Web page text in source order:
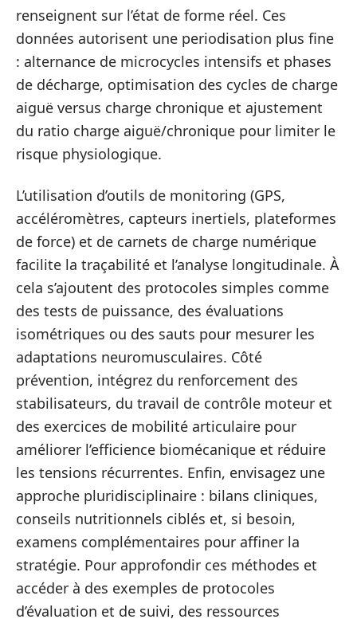
renseignent sur l’état de forme réel. Ces
données autorisent une periodisation plus fine
: alternance de microcycles intensifs et phases
de décharge, optimisation des cycles de charge
aiguë versus charge chronique et ajustement
du ratio charge aiguë/chronique pour limiter le
risque physiologique.
L’utilisation d’outils de monitoring (GPS,
accéléromètres, capteurs inertiels, plateformes
de force) et de carnets de charge numérique
facilite la traçabilité et l’analyse longitudinale. À
cela s’ajoutent des protocoles simples comme
des tests de puissance, des évaluations
isométriques ou des sauts pour mesurer les
adaptations neuromusculaires. Côté
prévention, intégrez du renforcement des
stabilisateurs, du travail de contrôle moteur et
des exercices de mobilité articulaire pour
améliorer l’efficience biomécanique et réduire
les tensions récurrentes. Enfin, envisagez une
approche pluridisciplinaire : bilans cliniques,
conseils nutritionnels ciblés et, si besoin,
examens complémentaires pour affiner la
stratégie. Pour approfondir ces méthodes et
accéder à des exemples de protocoles
d’évaluation et de suivi, des ressources